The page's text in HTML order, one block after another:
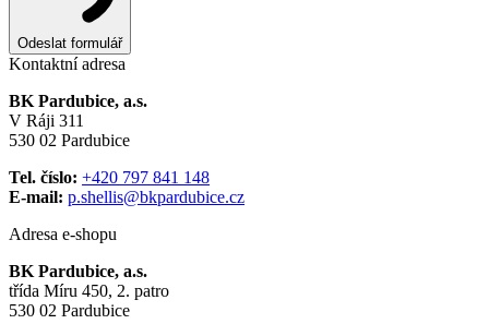
Odeslat formulář
Kontaktní adresa
BK Pardubice, a.s.
V Ráji 311
530 02 Pardubice
Tel. číslo: +420 797 841 148
E-mail: p.shellis@bkpardubice.cz
Adresa e-shopu
BK Pardubice, a.s.
třída Míru 450, 2. patro
530 02 Pardubice